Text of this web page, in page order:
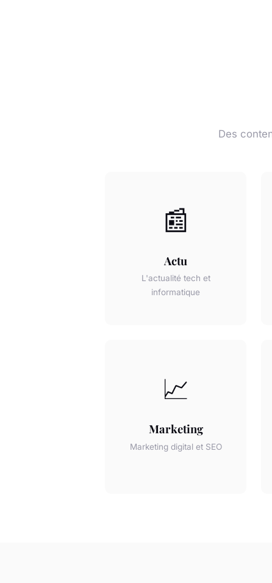
Des
📰
Actu
L'actualité tech et
informatique
📈
Marketing
Marketing digital et SEO